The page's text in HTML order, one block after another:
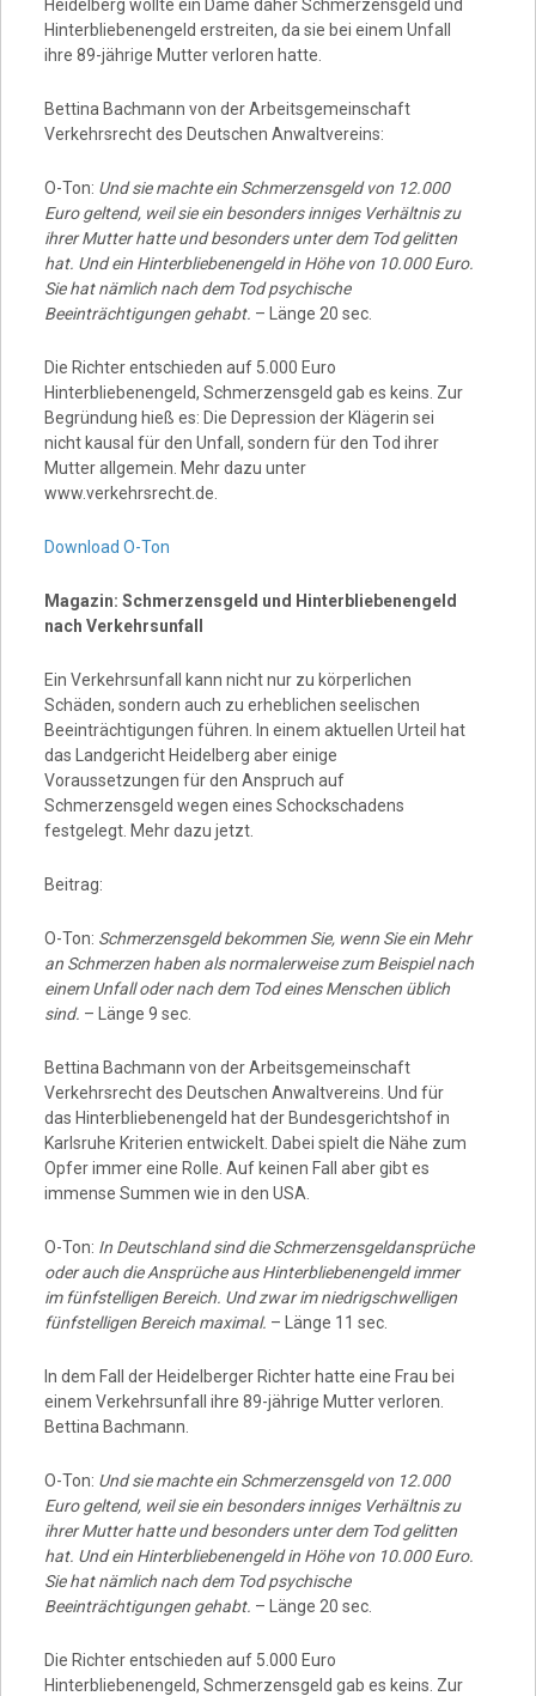
Heidelberg wollte ein Dame daher Schmerzensgeld und
Hinterbliebenengeld erstreiten, da sie bei einem Unfall
ihre 89-jährige Mutter verloren hatte.
Bettina Bachmann von der Arbeitsgemeinschaft
Verkehrsrecht des Deutschen Anwaltvereins:
O-Ton: Und sie machte ein Schmerzensgeld von 12.000
Euro geltend, weil sie ein besonders inniges Verhältnis zu
ihrer Mutter hatte und besonders unter dem Tod gelitten
hat. Und ein Hinterbliebenengeld in Höhe von 10.000 Euro.
Sie hat nämlich nach dem Tod psychische
Beeinträchtigungen gehabt. – Länge 20 sec.
Die Richter entschieden auf 5.000 Euro
Hinterbliebenengeld, Schmerzensgeld gab es keins. Zur
Begründung hieß es: Die Depression der Klägerin sei
nicht kausal für den Unfall, sondern für den Tod ihrer
Mutter allgemein. Mehr dazu unter
www.verkehrsrecht.de.
Download O-Ton
Magazin: Schmerzensgeld und Hinterbliebenengeld
nach Verkehrsunfall
Ein Verkehrsunfall kann nicht nur zu körperlichen
Schäden, sondern auch zu erheblichen seelischen
Beeinträchtigungen führen. In einem aktuellen Urteil hat
das Landgericht Heidelberg aber einige
Voraussetzungen für den Anspruch auf
Schmerzensgeld wegen eines Schockschadens
festgelegt. Mehr dazu jetzt.
Beitrag:
O-Ton: Schmerzensgeld bekommen Sie, wenn Sie ein Mehr
an Schmerzen haben als normalerweise zum Beispiel nach
einem Unfall oder nach dem Tod eines Menschen üblich
sind. – Länge 9 sec.
Bettina Bachmann von der Arbeitsgemeinschaft
Verkehrsrecht des Deutschen Anwaltvereins. Und für
das Hinterbliebenengeld hat der Bundesgerichtshof in
Karlsruhe Kriterien entwickelt. Dabei spielt die Nähe zum
Opfer immer eine Rolle. Auf keinen Fall aber gibt es
immense Summen wie in den USA.
O-Ton: In Deutschland sind die Schmerzensgeldansprüche
oder auch die Ansprüche aus Hinterbliebenengeld immer
im fünfstelligen Bereich. Und zwar im niedrigschwelligen
fünfstelligen Bereich maximal. – Länge 11 sec.
In dem Fall der Heidelberger Richter hatte eine Frau bei
einem Verkehrsunfall ihre 89-jährige Mutter verloren.
Bettina Bachmann.
O-Ton: Und sie machte ein Schmerzensgeld von 12.000
Euro geltend, weil sie ein besonders inniges Verhältnis zu
ihrer Mutter hatte und besonders unter dem Tod gelitten
hat. Und ein Hinterbliebenengeld in Höhe von 10.000 Euro.
Sie hat nämlich nach dem Tod psychische
Beeinträchtigungen gehabt. – Länge 20 sec.
Die Richter entschieden auf 5.000 Euro
Hinterbliebenengeld, Schmerzensgeld gab es keins. Zur